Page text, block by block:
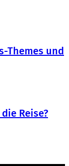
Themes und
Reise?